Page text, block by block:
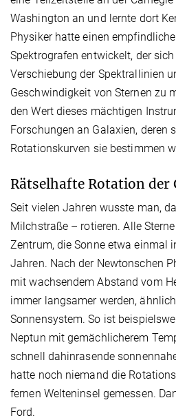
Washington an und lernte dort
Physiker hatte einen
Spektrografen entwickelt, der
Verschiebung der Spektrallinien
Geschwindigkeit von Sternen zu
den Wert dieses mächtigen
Forschungen an Galaxien, deren
Rotationskurven sie bestimmen
Rätselhafte Rotation der
Seit vielen Jahren wusste man,
Milchstraße – rotieren. Alle
Zentrum, die Sonne etwa einmal
Jahren. Nach der Newtonschen
mit wachsendem Abstand vom
immer langsamer werden,
Sonnensystem. So ist
Neptun mit gemächlicherem
schnell dahinrasende
hatte noch niemand die
fernen Welteninsel gemessen.
Ford.